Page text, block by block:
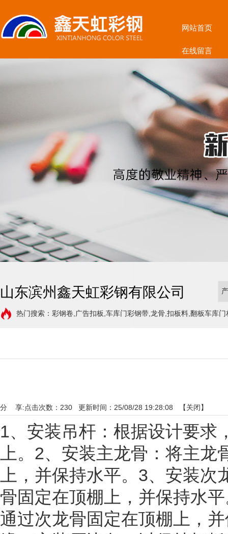
网站首页
在线留言
山东滨州鑫天虹彩钢有限公司
热门搜索：彩钢卷,广告扣板,车库门彩钢带,龙骨,扣板料,翻板车库
点击次数： 230 更新时间：25/08/28 19:28:08 【关闭】
分 享:
1、安装吊杆：根据设计要求
上。2、安装主龙骨：将主
上，并保持水平。3、安装
骨固定在顶棚上，并保持水
通过次龙骨固定在顶棚上，